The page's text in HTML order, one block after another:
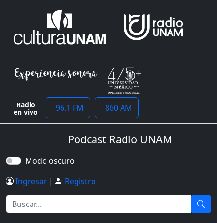
Radio
en vivo 96.1 FM 860 AM
Podcast Radio UNAM
Modo oscuro
Ingresar | Registro